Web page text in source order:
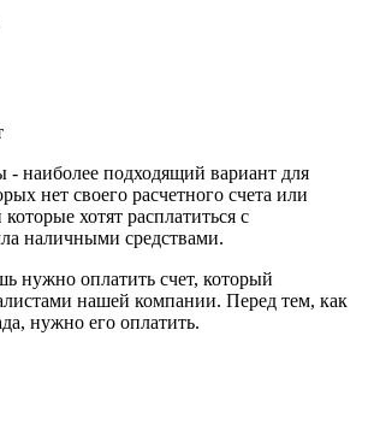
- наиболее подходящий вариант для
нет своего расчетного счета или
хотят расплатиться с
наличными средствами.
нужно оплатить счет, который
нашей компании. Перед тем, как
нужно его оплатить.